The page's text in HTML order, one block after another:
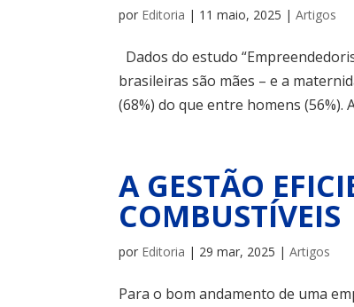
por Editoria | 11 maio, 2025 |Artigos
Dados do estudo
brasileiras são mães – e a
(68%) do que entre homens (56%).
A GESTÃO
COMBUSTÍVEIS
por Editoria | 29 mar, 2025 |Artigos
Para o bom andamento de uma